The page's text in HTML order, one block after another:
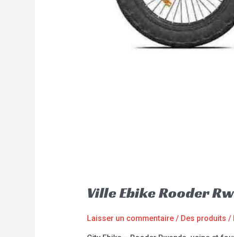
Ville Ebike Rooder
Laisser un commentaire / Des produits /